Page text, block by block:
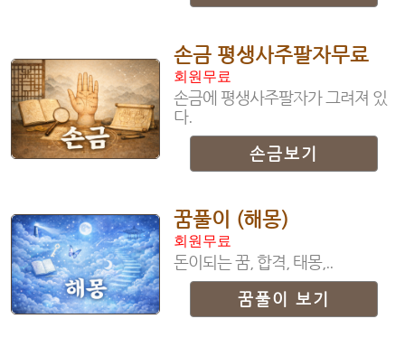
손금 평생사주팔자무료
회원무료
손금에 평생사주팔자가 그려져 있
다.
손금보기
꿈풀이 (해몽)
회원무료
돈이되는 꿈, 합격, 태몽,..
꿈풀이 보기